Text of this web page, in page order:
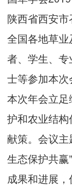
陕西省西安
全国各地草
者、学生、
士等参加本次
本次年会立
护和农业结
献策。会议
生态保护共
成果和进展